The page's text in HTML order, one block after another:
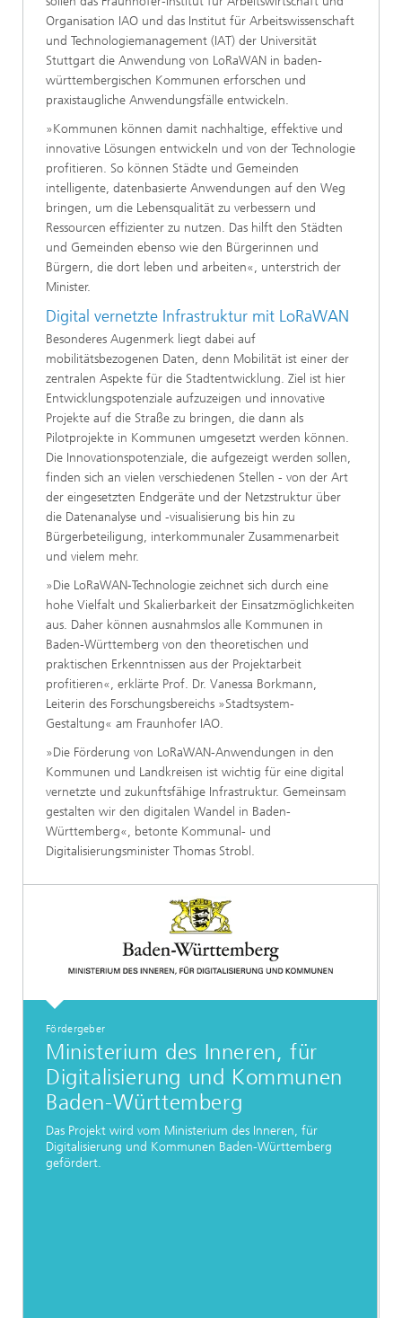
Organisation IAO und das Institut für Arbeitswissenschaft
und Technologiemanagement (IAT) der Universität
Stuttgart die Anwendung von LoRaWAN in baden-
württembergischen Kommunen erforschen und
praxistaugliche Anwendungsfälle entwickeln.
»Kommunen können damit nachhaltige, effektive und
innovative Lösungen entwickeln und von der Technologie
profitieren. So können Städte und Gemeinden
intelligente, datenbasierte Anwendungen auf den Weg
bringen, um die Lebensqualität zu verbessern und
Ressourcen effizienter zu nutzen. Das hilft den Städten
und Gemeinden ebenso wie den Bürgerinnen und
Bürgern, die dort leben und arbeiten«, unterstrich der
Minister.
Digital vernetzte Infrastruktur mit LoRaWAN
Besonderes Augenmerk liegt dabei auf
mobilitätsbezogenen Daten, denn Mobilität ist einer der
zentralen Aspekte für die Stadtentwicklung. Ziel ist hier
Entwicklungspotenziale aufzuzeigen und innovative
Projekte auf die Straße zu bringen, die dann als
Pilotprojekte in Kommunen umgesetzt werden können.
Die Innovationspotenziale, die aufgezeigt werden sollen,
finden sich an vielen verschiedenen Stellen - von der Art
der eingesetzten Endgeräte und der Netzstruktur über
die Datenanalyse und -visualisierung bis hin zu
Bürgerbeteiligung, interkommunaler Zusammenarbeit
und vielem mehr.
»Die LoRaWAN-Technologie zeichnet sich durch eine
hohe Vielfalt und Skalierbarkeit der Einsatzmöglichkeiten
aus. Daher können ausnahmslos alle Kommunen in
Baden-Württemberg von den theoretischen und
praktischen Erkenntnissen aus der Projektarbeit
profitieren«, erklärte Prof. Dr. Vanessa Borkmann,
Leiterin des Forschungsbereichs »Stadtsystem-
Gestaltung« am Fraunhofer IAO.
»Die Förderung von LoRaWAN-Anwendungen in den
Kommunen und Landkreisen ist wichtig für eine digital
vernetzte und zukunftsfähige Infrastruktur. Gemeinsam
gestalten wir den digitalen Wandel in Baden-
Württemberg«, betonte Kommunal- und
Digitalisierungsminister Thomas Strobl.
Fördergeber
Ministerium des Inneren, für
Digitalisierung und Kommunen
Baden-Württemberg
Das Projekt wird vom Ministerium des Inneren, für
Digitalisierung und Kommunen Baden-Württemberg
gefördert.